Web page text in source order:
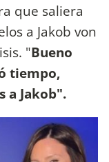
que saliera
a Jakob von
"Bueno
tiempo,
a Jakob".